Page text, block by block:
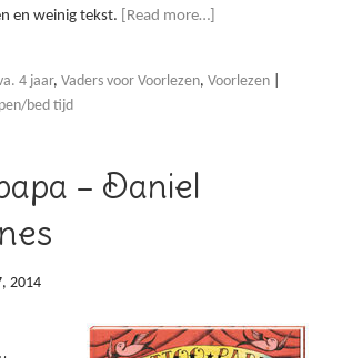
en weinig tekst.
[Read more…]
4 jaar, Vaders voor Voorlezen, Voorlezen
bed tijd
– Daniel
2014